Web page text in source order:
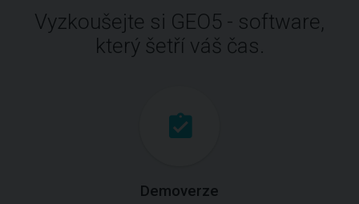
Vyzkoušejte si GEO5 - software,
který šetří váš čas.
Demoverze